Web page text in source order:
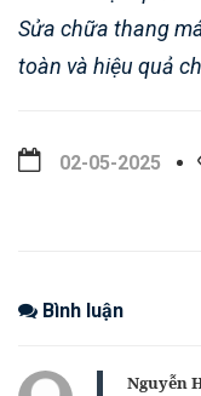
Sửa chữa thang
toàn và hiệu quả
02-05-2025
Bình luận
Nguyễn